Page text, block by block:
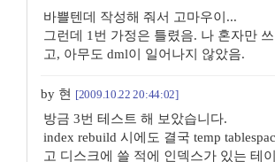
바쁠텐데 작성해 줘서 고마우이...
그런데 1번 가정은 틀렸음. 나 혼자만 쓰
고, 아무도 dml이 일어나지 않았음.
by 현 [2009.10.22 20:44:02]
방금 3번 테스트 해 보았습니다.
index rebuild 시에도 결국 temp
고 디스크에 쓸 적에 인덱스가 있는 테